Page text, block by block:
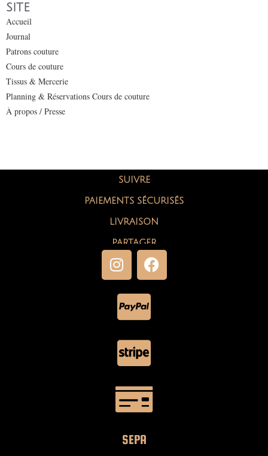
SITE
Accueil
Journal
Patrons couture
Cours de couture
Tissus & Mercerie
Planning & Réservations Cours de couture
À propos / Presse
SUIVRE
PAIEMENTS SÉCURISÉS
LIVRAISON
PARTAGER
SEPA